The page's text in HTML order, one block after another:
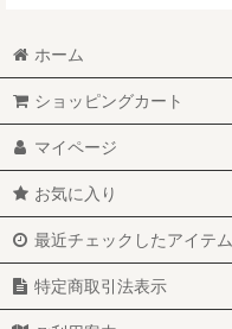
ホーム
ショッピングカート
マイページ
お気に入り
最近チェックしたアイテム
特定商取引法表示